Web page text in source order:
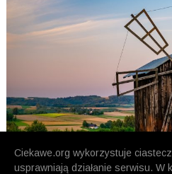
Ciekawe.org wykorzystuje
usprawniają działanie serwisu. W